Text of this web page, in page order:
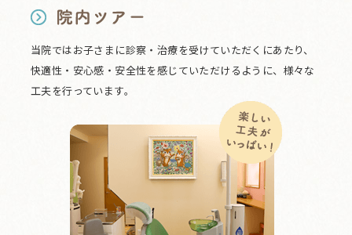
当院ではお子さまに診察・治療を受けていただくにあたり、
快適性・安心感・安全性を感じていただけるように、様々な
工夫を行っています。